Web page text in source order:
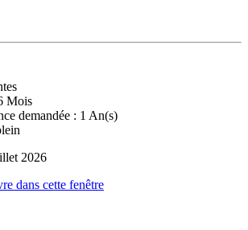
Mois
demandée : 1 An(s)
2026
dans cette fenêtre